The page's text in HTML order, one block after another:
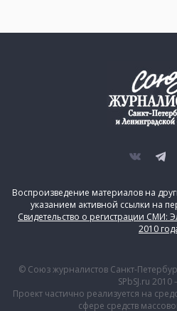
Воспроизведение материалов на
указанием активной ссылки на
Свидетельство о регистрации СМИ:
2010
© Союз журналистов Санкт-
SPbSJ.ru 2010
Проект частично реализуется на
сфере средств